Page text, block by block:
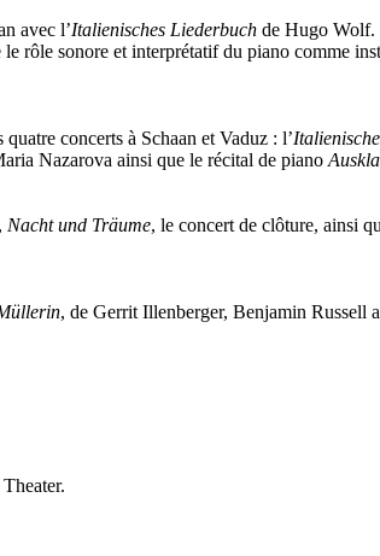
avec l’Italienisches Liederbuch de Hugo Wolf.
rôle sonore et interprétatif du piano comme
quatre concerts à Schaan et Vaduz : l’
Nazarova ainsi que le récital de piano
, Nacht und Träume, le concert de clôture, ainsi
, de Gerrit Illenberger, Benjamin Russell